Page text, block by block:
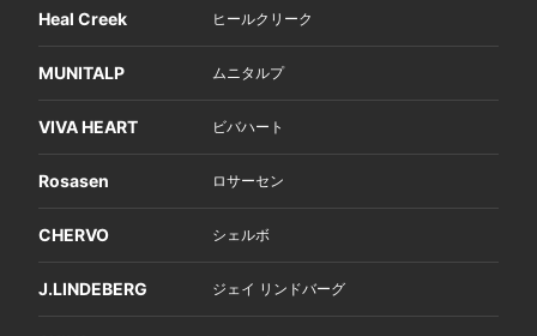
Heal Creek ヒールクリーク
MUNITALP ムニタルプ
VIVA HEART ビバハート
Rosasen ロサーセン
CHERVO シェルボ
J.LINDEBERG ジェイ リンドバーグ